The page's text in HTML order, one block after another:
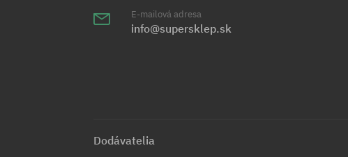
E-mailová adresa
info@supersklep.sk
Dodávatelia